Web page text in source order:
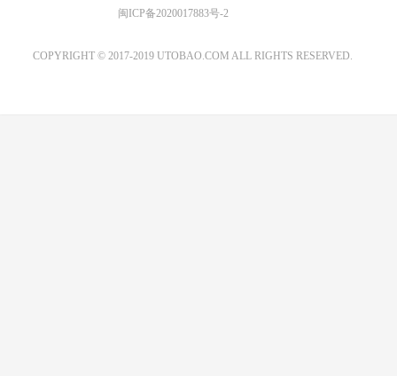
闽ICP备2020017883号-2
COPYRIGHT © 2017-2019 UTOBAO.COM ALL RIGHTS RESERVED.